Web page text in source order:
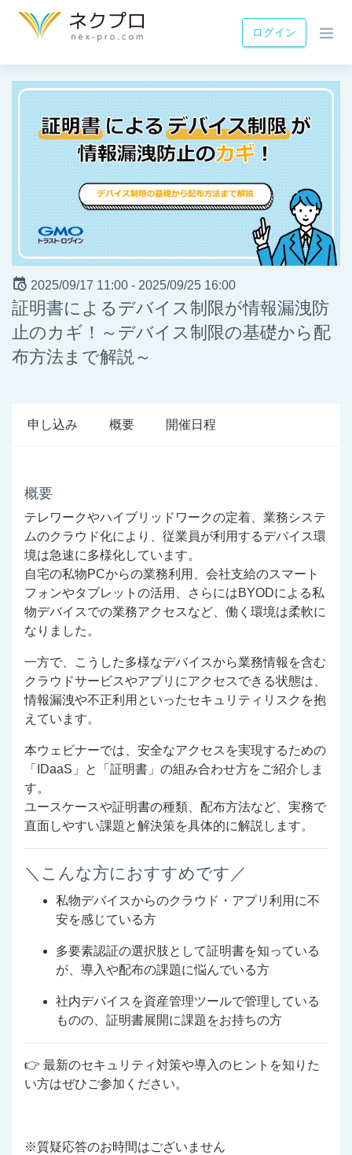
ログイン
2025/09/17 11:00 - 2025/09/25 16:00
証明書によるデバイス制限が情報漏洩防
止のカギ！～デバイス制限の基礎から配
布方法まで解説～
申し込み 概要 開催日程
概要
テレワークやハイブリッドワークの定着、業務システ
ムのクラウド化により、従業員が利用するデバイス環
境は急速に多様化しています。
自宅の私物PCからの業務利用、会社支給のスマート
フォンやタブレットの活用、さらにはBYODによる私
物デバイスでの業務アクセスなど、働く環境は柔軟に
なりました。
一方で、こうした多様なデバイスから業務情報を含む
クラウドサービスやアプリにアクセスできる状態は、
情報漏洩や不正利用といったセキュリティリスクを抱
えています。
本ウェビナーでは、安全なアクセスを実現するための
「IDaaS」と「証明書」の組み合わせ方をご紹介しま
す。
ユースケースや証明書の種類、配布方法など、実務で
直面しやすい課題と解決策を具体的に解説します。
＼こんな方におすすめです／
私物デバイスからのクラウド・アプリ利用に不
安を感じている方
多要素認証の選択肢として証明書を知っている
が、導入や配布の課題に悩んでいる方
社内デバイスを資産管理ツールで管理している
ものの、証明書展開に課題をお持ちの方
👉 最新のセキュリティ対策や導入のヒントを知りた
い方はぜひご参加ください。
※質疑応答のお時間はございません